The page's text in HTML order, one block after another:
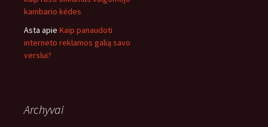
kambario kėdes
Asta apie Kaip panaudoti
interneto reklamos galią savo
verslui?
Archyvai